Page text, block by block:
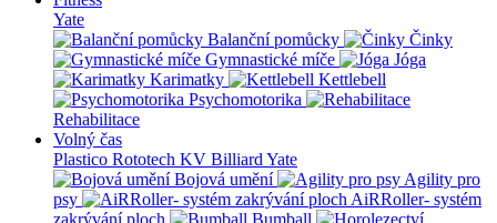
Yate
Balanční pomůcky
Činky
Gymnastické míče
Jóga
Karimatky
Kettlebell
Psychomotorika
Rehabilitace
Volný čas
Plastico Rototech KV Billiard Yate
Bojová umění
Agility pro
psy
AiRRoller- systém
zakrývání ploch
Bumball